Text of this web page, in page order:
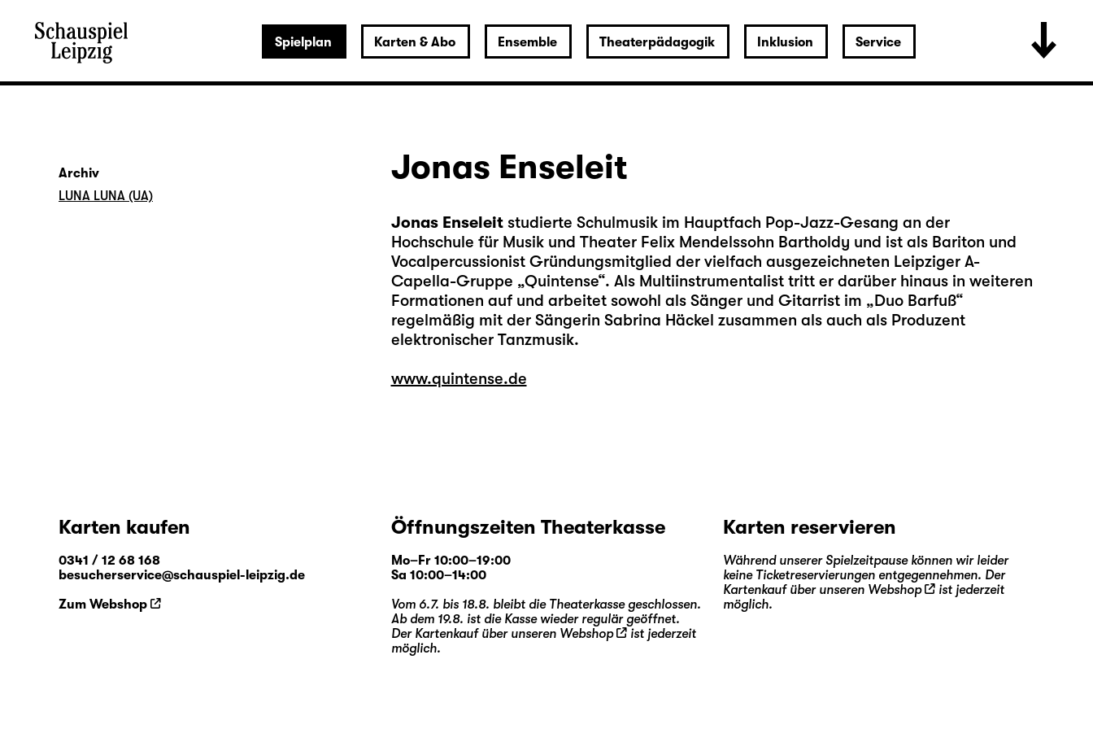
Spielplan Karten & Abo Ensemble Theaterpädagogik Inklusion Service
Jonas Enseleit
Jonas Enseleitstudierte Schulmusik im Hauptfach Pop-Jazz-Gesang an der
Hochschule für Musik und Theater Felix Mendelssohn Bartholdy und ist als Bariton und
Vocalpercussionist Gründungsmitglied der vielfach ausgezeichneten Leipziger A-
Capella-Gruppe „Quintense“. Als Multiinstrumentalist tritt er darüber hinaus in weiteren
Formationen auf und arbeitet sowohl als Sänger und Gitarrist im „Duo Barfuß“
regelmäßig mit der Sängerin Sabrina Häckel zusammen als auch als Produzent
elektronischer Tanzmusik.
www.quintense.de
Archiv
LUNA LUNA (UA)
Karten kaufen
0341 / 12 68 168
besucherservice@schauspiel-leipzig.de
Zum Webshop
Öffnungszeiten Theaterkasse
Mo–Fr 10:00–19:00
Sa 10:00–14:00
Vom 6.7. bis 18.8. bleibt die Theaterkasse geschlossen.
Ab dem 19.8. ist die Kasse wieder regulär geöffnet.
Der Kartenkauf über unseren Webshop
ist jederzeit
möglich.
Karten reservieren
Während unserer Spielzeitpause können wir leider
keine Ticketreservierungen entgegennehmen. Der
Kartenkauf über unseren Webshop
ist jederzeit
möglich.